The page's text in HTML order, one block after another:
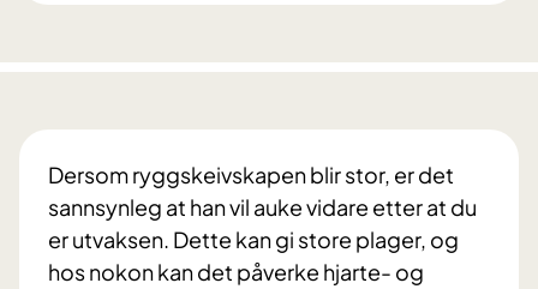
Dersom ryggskeivskapen blir stor, er det
sannsynleg at han vil auke vidare etter at du
er utvaksen. Dette kan gi store plager, og
hos nokon kan det påverke hjarte- og